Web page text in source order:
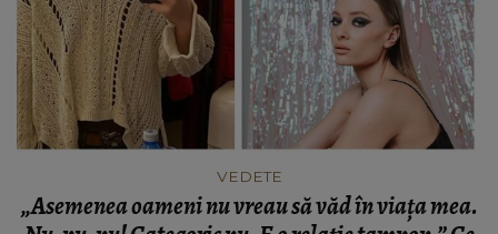
VEDETE
„Asemenea oameni nu vreau să văd în viața mea.